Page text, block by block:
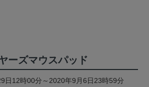
ーズマウスパッド
日12時00分～2020年9月6日23時59分